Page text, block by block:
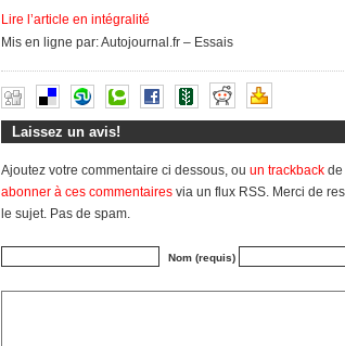
Lire l’article en intégralité
Mis en ligne par: Autojournal.fr – Essais
Laissez un avis!
Ajoutez votre commentaire ci dessous, ou un trackback de
abonner à ces commentaires via un flux RSS. Merci de
le sujet. Pas de spam.
Nom (requis)